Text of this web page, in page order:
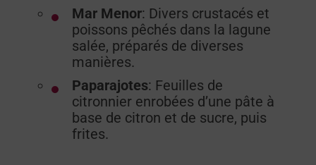
Mar Menor: Divers crustacés et
poissons pêchés dans la lagune
salée, préparés de diverses
manières.
Paparajotes: Feuilles de
citronnier enrobées d’une pâte à
base de citron et de sucre, puis
frites.